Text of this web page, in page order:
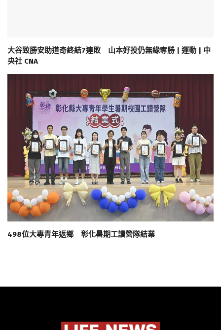
大谷致勝安助道奇終結7連敗 山本好投仍無緣奪勝 | 運動 | 中
央社 CNA
498位大專青年返鄉 彰化暑期工讀營隊結業